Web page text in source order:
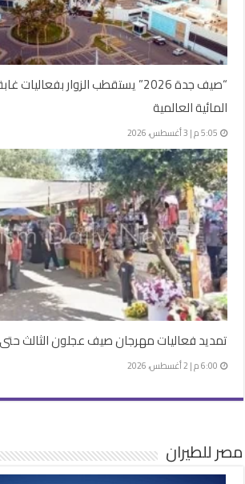
“صيف جدة 2026” يستقطب الزوار
المائية العالمية
5:05 م | 3 أغسطس، 2026
تمديد فعاليات مهرجان صيف عجلون الثالث حتى 8 أغسطس
6:00 م | 2 أغسطس، 2026
مصر للطيران